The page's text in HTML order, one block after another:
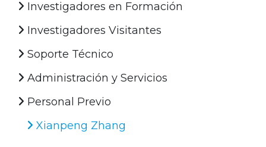
Investigadores en Formación
Investigadores Visitantes
Soporte Técnico
Administración y Servicios
Personal Previo
Xianpeng Zhang